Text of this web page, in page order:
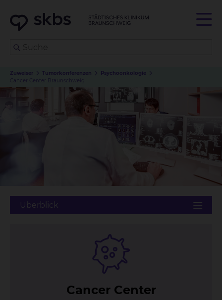
Zuweiser Tumorkonferenzen
Psychoonkologie
Cancer Center Braunschweig
Can­cer Cen­ter